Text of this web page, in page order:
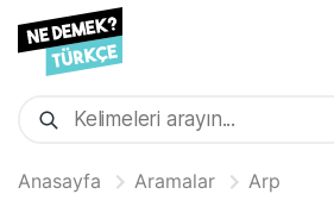
Anasayfa Aramalar Arp